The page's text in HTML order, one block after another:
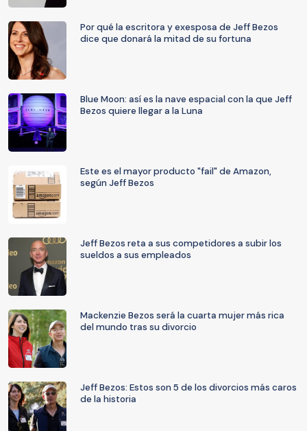
Por qué la escritora y exesposa de Jeff Bezos
dice que donará la mitad de su fortuna
Blue Moon: así es la nave espacial con la que Jeff
Bezos quiere llegar a la Luna
Este es el mayor producto "fail" de Amazon,
según Jeff Bezos
Jeff Bezos reta a sus competidores a subir los
sueldos a sus empleados
Mackenzie Bezos será la cuarta mujer más rica
del mundo tras su divorcio
Jeff Bezos: Estos son 5 de los divorcios más caros
de la historia